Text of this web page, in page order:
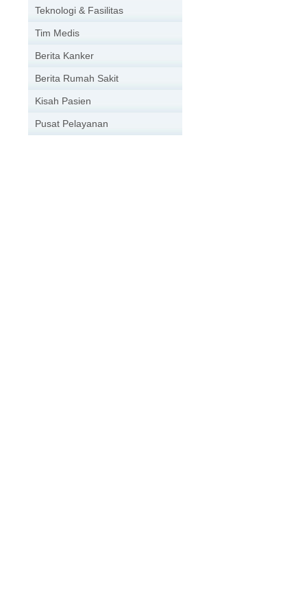
Teknologi & Fasilitas
Tim Medis
Berita Kanker
Berita Rumah Sakit
Kisah Pasien
Pusat Pelayanan